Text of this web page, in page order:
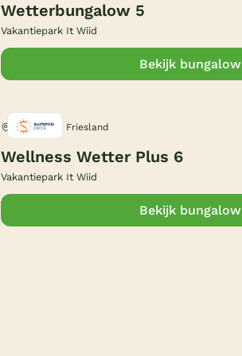
Duitsland
België
Blog
Onze e-boeken
Wetterbungalow 5
Vakantiepark It Wiid
Bekijk bungalow
Earnewâld, Friesland
Wellness Wetter Plus 6
Vakantiepark It Wiid
Bekijk bungalow